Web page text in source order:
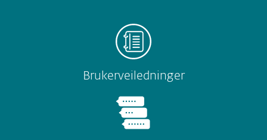
Brukerveiledninger